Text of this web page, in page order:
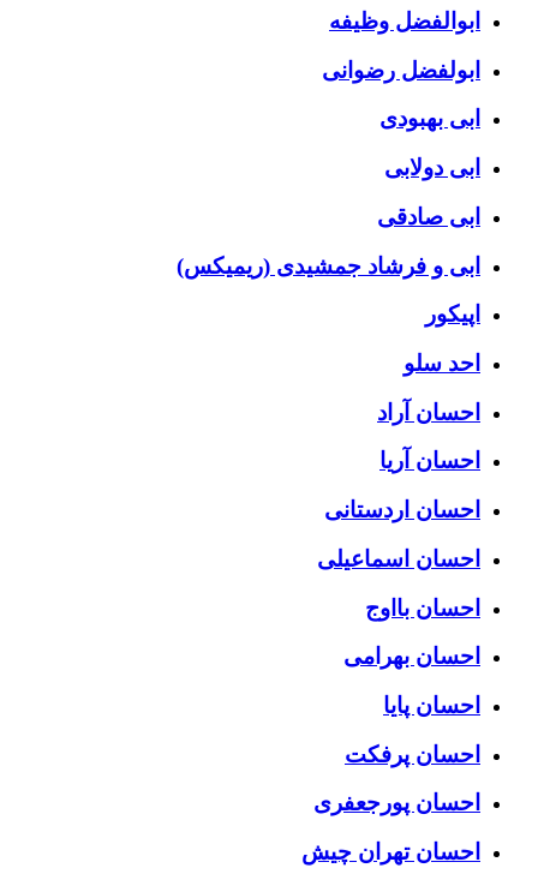
ابوالفضل وظیفه
ابولفضل رضوانی
ابی بهبودی
ابی دولابی
ابی صادقی
ابی و فرشاد جمشیدی (ریمیکس)
اپیکور
احد سلو
احسان آراد
احسان آریا
احسان اردستانی
احسان اسماعیلی
احسان بااوج
احسان بهرامی
احسان پایا
احسان پرفکت
احسان پورجعفری
احسان تهران چیش